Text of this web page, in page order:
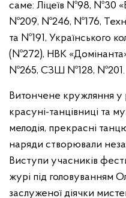
саме: Ліцеїв №98, №30
№209, №246, №176,
та №191, Українського
(№272), НВК
№265, СЗШ №128, №201.
Витончене кружляння у
красуні-танцівниці та
мелодія, прекрасні
наряди створювали
Виступи учасників
журі під головуванням
заслуженої діячки